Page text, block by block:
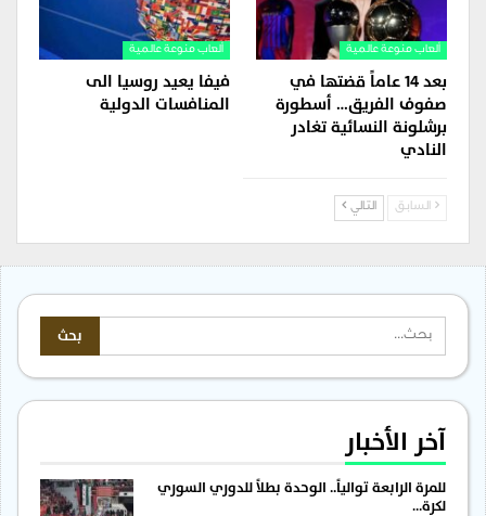
ألعاب منوعة عالمية
بعد 14 عاماً قضتها في
صفوف الفريق… أسطورة
برشلونة النسائية تغادر
النادي
ألعاب منوعة عالمية
فيفا يعيد روسيا الى
المنافسات الدولية
السابق التالي
آخر الأخبار
للمرة الرابعة توالياً.. الوحدة بطلاً للدوري السوري
لكرة…